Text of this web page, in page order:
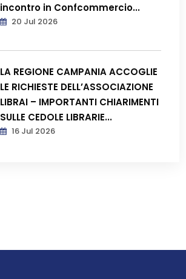
incontro in Confcommercio...
20 Jul 2026
LA REGIONE CAMPANIA ACCOGLIE
LE RICHIESTE DELL’ASSOCIAZIONE
LIBRAI – IMPORTANTI CHIARIMENTI
SULLE CEDOLE LIBRARIE...
16 Jul 2026